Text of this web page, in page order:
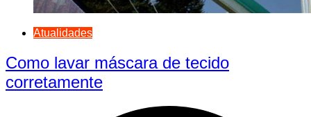
Atualidades
Como lavar máscara de tecido
corretamente